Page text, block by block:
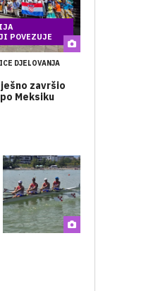
POVEZUJE
DJELOVANJA
završio
Meksiku